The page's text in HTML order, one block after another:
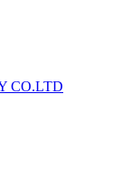
CO.LTD